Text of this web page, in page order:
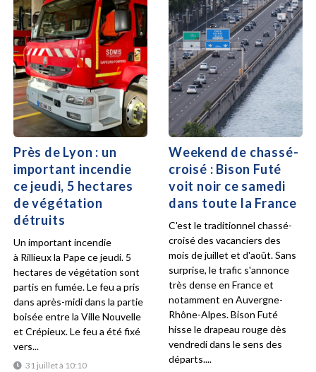
Près de Lyon : un
important incendie
ce jeudi, 5 hectares
de végétation
détruits
31 juillet à 10:10
Un important incendie
à Rillieux la Pape ce jeudi. 5
hectares de végétation sont
partis en fumée. Le feu a pris
dans après-midi dans la partie
boisée entre la Ville Nouvelle
et Crépieux. Le feu a été fixé
vers...
Weekend de chassé-
croisé : Bison Futé
voit noir ce samedi
dans toute la France
C'est le traditionnel chassé-
croisé des vacanciers des
mois de juillet et d'août. Sans
surprise, le trafic s'annonce
très dense en France et
notamment en Auvergne-
Rhône-Alpes. Bison Futé
hisse le drapeau rouge dès
vendredi dans le sens des
départs....